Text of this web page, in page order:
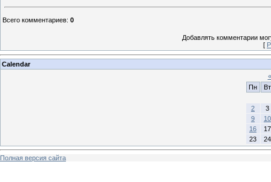
Всего комментариев: 0
Добавлять комментарии
[
Calendar
«
Пн
Вт
2
3
9
10
16
17
23
24
Полная версия сайта